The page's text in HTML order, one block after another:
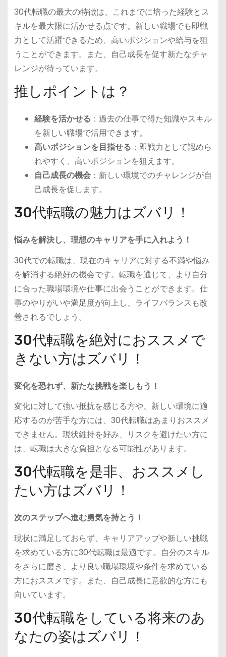
30代転職の最大の特徴は、これまでに培った経験とス
キルを最大限に活かせる点です。新しい職場でも即戦
力として活躍できるため、高いポジションや給与を狙
うことができます。また、自己成長を促す新たなチャ
レンジが待っています。
推しポイントは？
経験を活かせる ：過去の仕事で得た知識やスキル
を新しい職場で活用できます。
高いポジションを目指せる ：即戦力として認めら
れやすく、高いポジションを狙えます。
自己成長の機会：新しい環境でのチャレンジが自
己成長を促します。
30代転職の魅力はズバリ！
悩みを解決し、理想のキャリアを手に入れよう！
30代での転職は、現在のキャリアに対する不満や悩み
を解消する絶好の機会です。転職を通じて、より自分
に合った職場環境や仕事に出会うことができます。仕
事のやりがいや満足度が向上し、ライフバランスも改
善されるでしょう。
30代転職を絶対におススメで
きない方はズバリ！
変化を恐れず、新たな挑戦を楽しもう！
変化に対して強い抵抗を感じる方や、新しい環境に適
応するのが苦手な方には、30代転職はあまりおススメ
できません。現状維持を好み、リスクを避けたい方に
は、転職は大きな負担となる可能性があります。
30代転職を是非、おススメし
たい方はズバリ！
次のステップへ進む勇気を持とう！
現状に満足しておらず、キャリアアップや新しい挑戦
を求めている方に30代転職は最適です。自分のスキル
をさらに磨き、より良い職場環境や条件を求めている
方におススメです。また、自己成長に意欲的な方にも
向いています。
30代転職をしている将来のあ
なたの姿はズバリ！